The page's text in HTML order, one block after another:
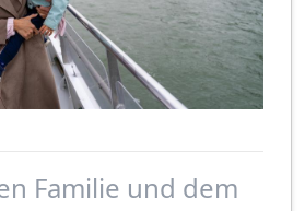
Familie und dem